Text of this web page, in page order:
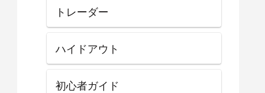
トレーダー
ハイドアウト
初心者ガイド